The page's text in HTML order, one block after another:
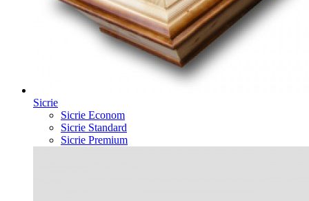
Sicrie
Sicrie Econom
Sicrie Standard
Sicrie Premium